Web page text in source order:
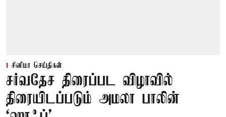
சினிமா செய்திகள்
சர்வதேச திரைப்பட விழாவில்
திரையிடப்படும் அமலா பாலின்